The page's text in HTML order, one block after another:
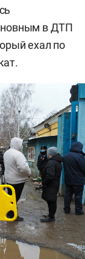
в ДТП
ехал по